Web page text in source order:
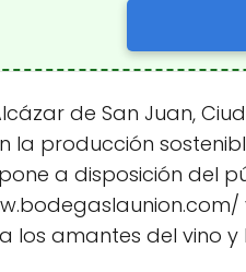
de San Juan,
producción
a disposición del
los amantes del vino